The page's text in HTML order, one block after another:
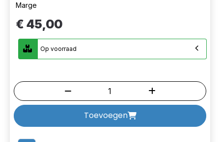
Marge
€ 45,00
Op voorraad
Toevoegen